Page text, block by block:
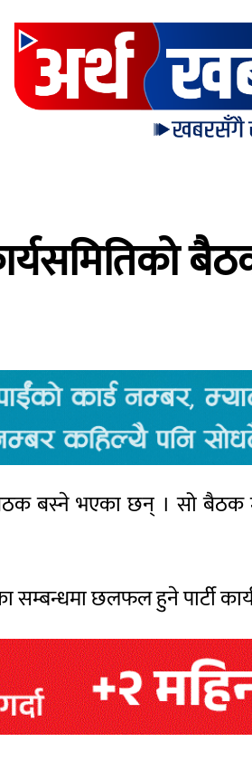
बस्ने भएका छन् । सो
छलफल हुने पार्टी